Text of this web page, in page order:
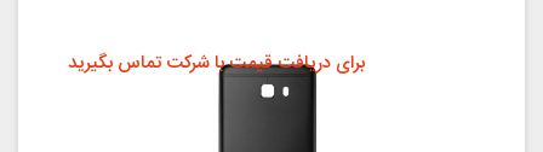
برای دریافت قیمت با شرکت تماس بگیرید